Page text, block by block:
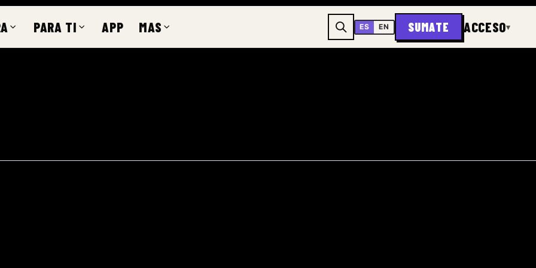
PARA TI APP MAS ES EN SUMATE ACCESO▾